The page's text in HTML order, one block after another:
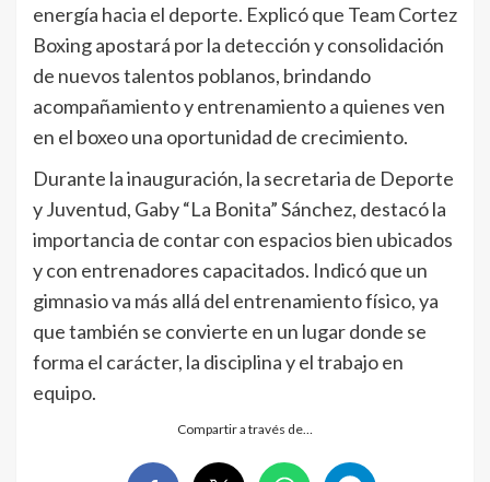
energía hacia el deporte. Explicó que Team Cortez
Boxing apostará por la detección y consolidación
de nuevos talentos poblanos, brindando
acompañamiento y entrenamiento a quienes ven
en el boxeo una oportunidad de crecimiento.
Durante la inauguración, la secretaria de Deporte
y Juventud, Gaby “La Bonita” Sánchez, destacó la
importancia de contar con espacios bien ubicados
y con entrenadores capacitados. Indicó que un
gimnasio va más allá del entrenamiento físico, ya
que también se convierte en un lugar donde se
forma el carácter, la disciplina y el trabajo en
equipo.
Compartir a través de…